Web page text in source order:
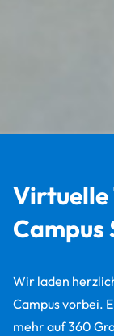
Virtuelle
Campus
Wir laden
Campus vorbei.
mehr auf 360